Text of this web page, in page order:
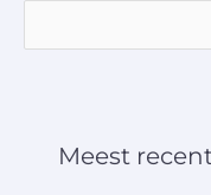
Meest